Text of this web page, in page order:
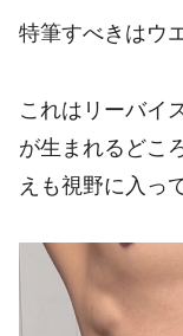
特筆すべきはウ
これはリーバイ
が生まれるどこ
えも視野に入っ